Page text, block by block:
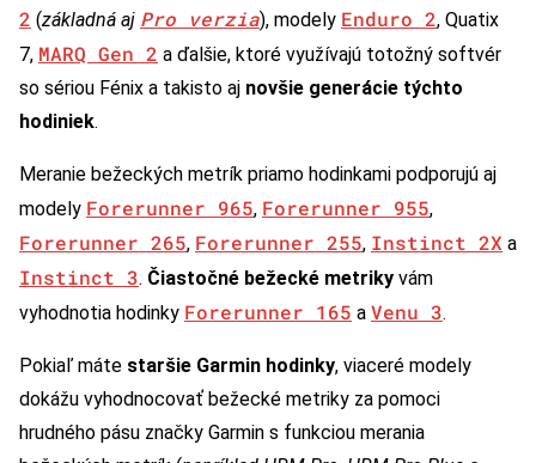
2 (základná aj Pro verzia), modely Enduro 2, Quatix
7, MARQ Gen 2 a ďalšie, ktoré využívajú totožný softvér
so sériou Fénix a takisto aj novšie generácie týchto
hodiniek.
Meranie bežeckých metrík priamo hodinkami podporujú aj
modely Forerunner 965, Forerunner 955,
Forerunner 265, Forerunner 255, Instinct 2X a
Instinct 3. Čiastočné bežecké metriky vám
vyhodnotia hodinky Forerunner 165 a Venu 3.
Pokiaľ máte staršie Garmin hodinky, viaceré modely
dokážu vyhodnocovať bežecké metriky za pomoci
hrudného pásu značky Garmin s funkciou merania